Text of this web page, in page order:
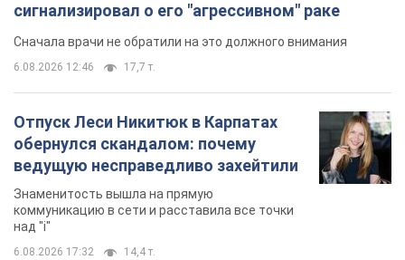
сигнализировал о его "агрессивном" раке
Сначала врачи не обратили на это должного внимания
6.08.2026 12:46 17,7 т.
Отпуск Леси Никитюк в Карпатах
обернулся скандалом: почему
ведущую несправедливо захейтили
Знаменитость вышла на прямую
коммуникацию в сети и расставила все точки
над "i"
6.08.2026 17:32 14,4 т.